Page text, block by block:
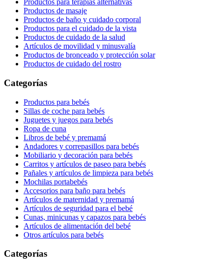
Productos para terapias alternativas
Productos de masaje
Productos de baño y cuidado corporal
Productos para el cuidado de la vista
Productos de cuidado de la salud
Artículos de movilidad y minusvalía
Productos de bronceado y protección solar
Productos de cuidado del rostro
Categorías
Productos para bebés
Sillas de coche para bebés
Juguetes y juegos para bebés
Ropa de cuna
Libros de bebé y premamá
Andadores y correpasillos para bebés
Mobiliario y decoración para bebés
Carritos y artículos de paseo para bebés
Pañales y artículos de limpieza para bebés
Mochilas portabebés
Accesorios para baño para bebés
Artículos de maternidad y premamá
Artículos de seguridad para el bebé
Cunas, minicunas y capazos para bebés
Artículos de alimentación del bebé
Otros artículos para bebés
Categorías